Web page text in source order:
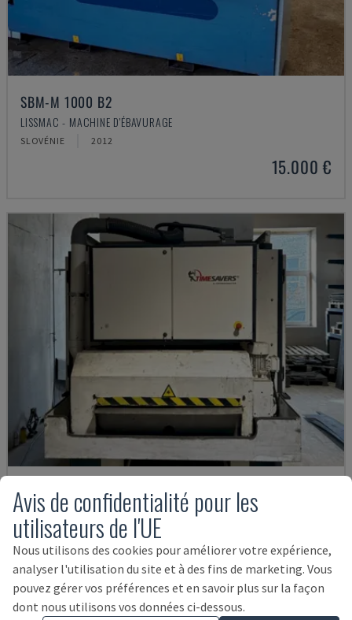
SBM-M 1000 B2
LISSMAC - MACHINE D'ÉBAVURAGE
SLOVÉNIE 2012
15.000 €
41SERIE 900 WRD N
TIMESAVERS - MACHINE D'ÉBAVURAGE
ESTONIE 2006
17.000 €
Avis de confidentialité pour les
utilisateurs de l'UE
Nous utilisons des cookies pour améliorer votre expérience,
analyser l'utilisation du site et à des fins de marketing. Vous
pouvez gérer vos préférences et en savoir plus sur la façon
dont nous utilisons vos données ci-dessous.